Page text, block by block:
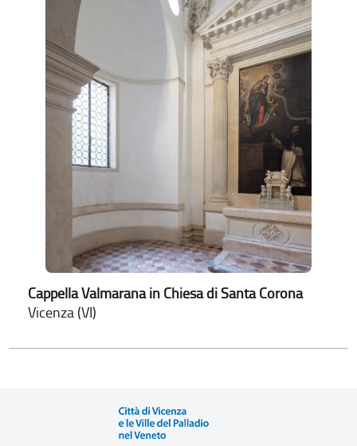
Cappella Valmarana in Chiesa di Santa Corona
Vicenza (VI)